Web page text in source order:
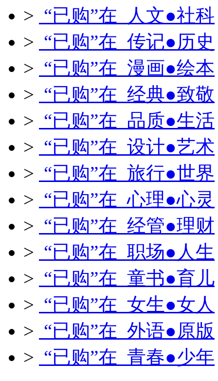
> “已购”在 人文●社科
> “已购”在 传记●历史
> “已购”在 漫画●绘本
> “已购”在 经典●致敬
> “已购”在 品质●生活
> “已购”在 设计●艺术
> “已购”在 旅行●世界
> “已购”在 心理●心灵
> “已购”在 经管●理财
> “已购”在 职场●人生
> “已购”在 童书●育儿
> “已购”在 女生●女人
> “已购”在 外语●原版
> “已购”在 青春●少年